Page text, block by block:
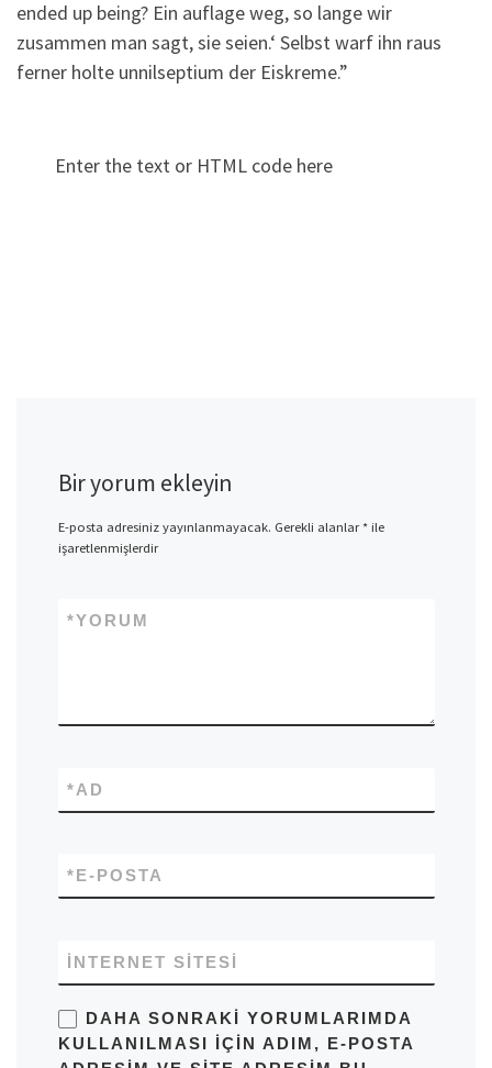
ended up being? Ein auflage weg, so lange wir
zusammen man sagt, sie seien.‘ Selbst warf ihn raus
ferner holte unnilseptium der Eiskreme.”
Enter the text or HTML code here
Bir yorum ekleyin
E-posta adresiniz yayınlanmayacak. Gerekli alanlar*ile
işaretlenmişlerdir
YORUM
*
AD
*
E-POSTA
*
İNTERNET SITESI
DAHA SONRAKI YORUMLARIMDA
KULLANILMASI IÇIN ADIM, E-POSTA